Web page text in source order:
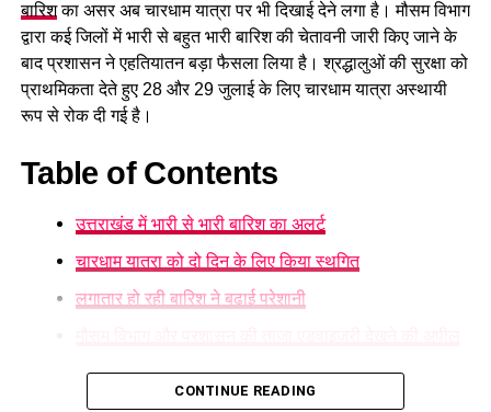
सुरक्षित घाटों पर ही स्नान करें और चेतावनी वाले स्थानों पर जाने से बचें।
बारिशका असर अब चारधाम यात्रा पर भी दिखाई देने लगा है। मौसम विभाग
द्वारा कई जिलों में भारी से बहुत भारी बारिश की चेतावनी जारी किए जाने के
बाद प्रशासन ने एहतियातन बड़ा फैसला लिया है। श्रद्धालुओं की सुरक्षा को
प्राथमिकता देते हुए 28 और 29 जुलाई के लिए चारधाम यात्रा अस्थायी
रूप से रोक दी गई है।
Table of Contents
उत्तराखंड में भारी से भारी बारिश का अलर्ट
चारधाम यात्रा को दो दिन के लिए किया स्थगित
लगातार हो रही बारिश ने बढ़ाई परेशानी
उत्तराखंड में भारी से भारी बारिश का अलर्ट
CONTINUE READING